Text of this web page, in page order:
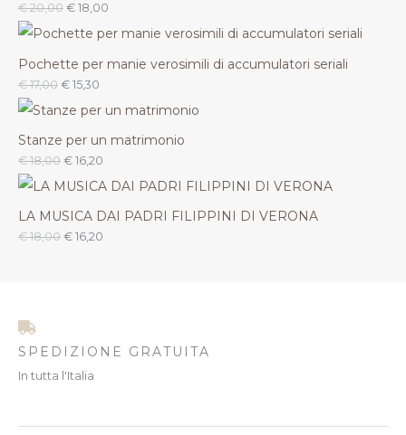
€20,00 € 18,00
Pochette per manie verosimili di accumulatori seriali
€17,00 € 15,30
Stanze per un matrimonio
€18,00 € 16,20
LA MUSICA DAI PADRI FILIPPINI DI VERONA
€18,00 € 16,20
SPEDIZIONE GRATUITA
In tutta l'Italia